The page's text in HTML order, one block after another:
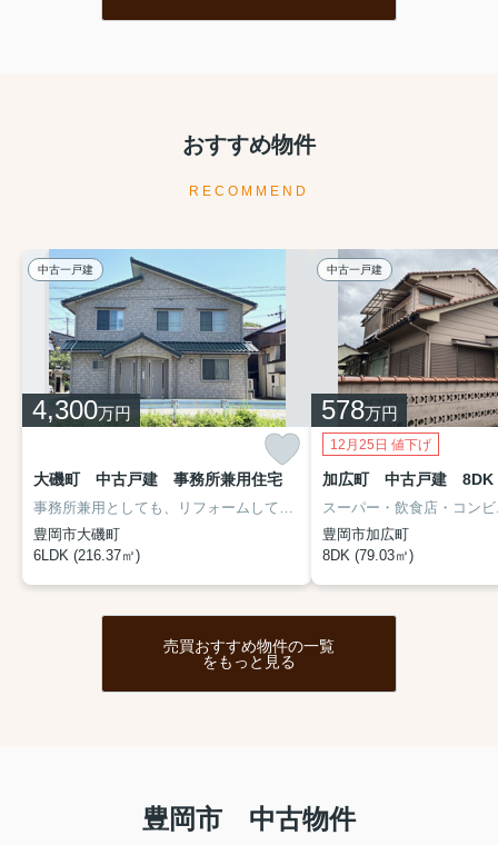
おすすめ物件
RECOMMEND
中古一戸建
4,300万円
大磯町 中古戸建 事務所兼用住宅
豊岡市大磯町
6LDK (216.37㎡)
中古一戸建
578万円
12月25日 値下げ
加広町 中古戸建 8DK
豊岡市加広町
8DK (79.03㎡)
売買おすすめ物件の一覧
をもっと見る
豊岡市 中古物件